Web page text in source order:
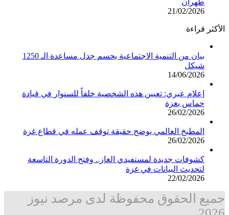
21/02/2026
الأكثر قراءة
بيان من التنمية الاجتماعية يحسم جدل مساعدة الـ 1250
شيكل
14/06/2026
إعلام عبري: تعيين هذه الشخصية خلفاً للسنوار في قيادة
حماس بغزة
26/02/2026
المطبخ العالمي يوضح حقيقة توقف عمله في قطاع غزة
26/02/2026
كشوفات جديدة لمستفيدي الغاز.. وفتح الدورة التاسعة
لتحديث البيانات في غزة
22/02/2026
جميع الحقوق محفوظة لدى مرصد نيوز